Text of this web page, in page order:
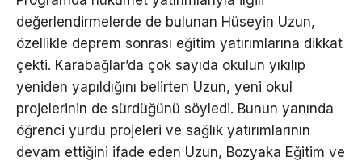
değerlendirmelerde de bulunan Hüseyin Uzun,
özellikle deprem sonrası eğitim yatırımlarına dikkat
çekti. Karabağlar’da çok sayıda okulun yıkılıp
yeniden yapıldığını belirten Uzun, yeni okul
projelerinin de sürdüğünü söyledi. Bunun yanında
öğrenci yurdu projeleri ve sağlık yatırımlarının
devam ettiğini ifade eden Uzun, Bozyaka Eğitim ve